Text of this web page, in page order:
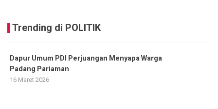
Trending di POLITIK
Dapur Umum PDI Perjuangan Menyapa Warga
Padang Pariaman
16 Maret 2026